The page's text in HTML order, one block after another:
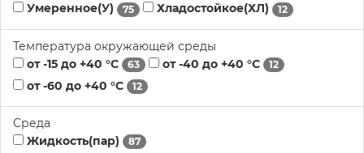
Умеренное(У)
75 Хладостойкое(ХЛ) 12
Температура окружающей среды
от -15 до +40 °С
63 от -40 до +40 °С 12
от -60 до +40 °С 12
Среда
Жидкость(пар)
87